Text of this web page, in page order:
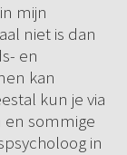
mijn
niet is dan
en
kan
kun je via
en sommige
in